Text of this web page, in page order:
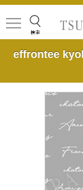
effrontee